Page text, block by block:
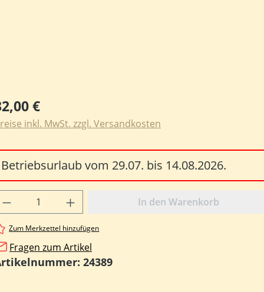
Preis:
€
inkl. MwSt. zzgl. Versandkosten
Betriebsurlaub vom 29.07. bis 14.08.2026.
Anzahl: Gib den gewünschten
In den Warenkorb
Zum Merkzettel hinzufügen
Fragen zum Artikel
24389